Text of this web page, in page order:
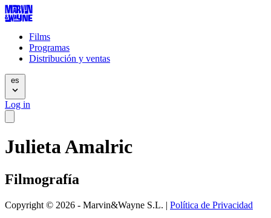
Films
Programas
Distribución y ventas
es
Log in
Julieta Amalric
Filmografía
Copyright © 2026 - Marvin&Wayne S.L. | Política de Privacidad